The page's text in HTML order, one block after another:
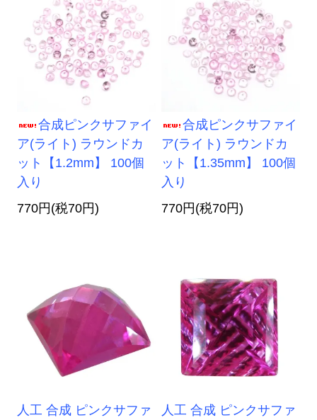
合成ピンクサファイ
ア(ライト) ラウンドカ
ット【1.2mm】 100個
入り
770円(税70円)
合成ピンクサファイ
ア(ライト) ラウンドカ
ット【1.35mm】 100個
入り
770円(税70円)
人工 合成 ピンクサファ
人工 合成 ピンクサファ